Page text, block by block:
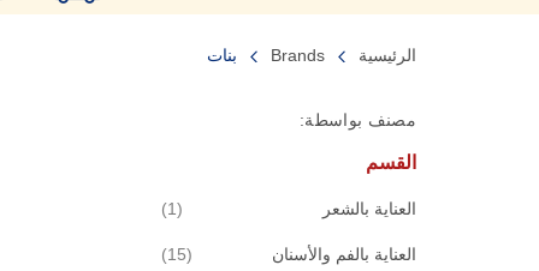
الرئيسية Brands بنات
مصنف بواسطة:
القسم
العناية بالشعر 1قطعة
العناية بالفم والأسنان 15قطع